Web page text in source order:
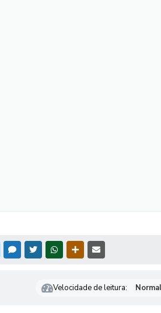
FACEBOOKMESSENGER
TWITTERWHATSAPPOUTRAS MÍDIAS
Velocidade de leitura: